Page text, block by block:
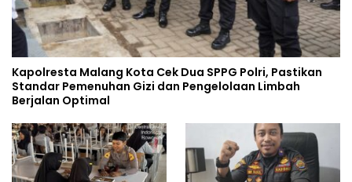
Kapolresta Malang Kota Cek Dua SPPG Polri, Pastikan
Standar Pemenuhan Gizi dan Pengelolaan Limbah
Berjalan Optimal